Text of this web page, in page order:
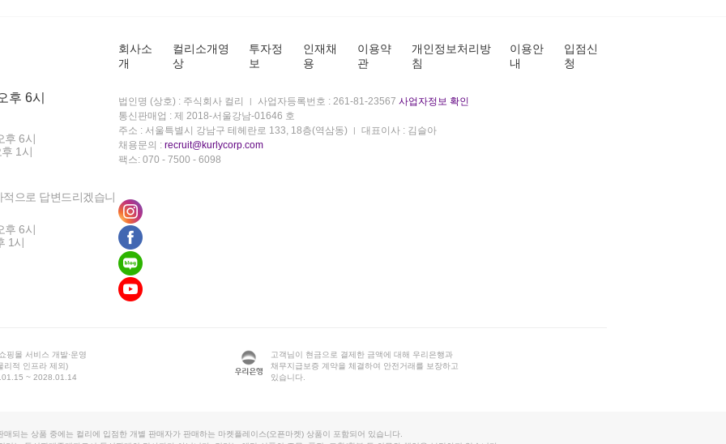
후 6시
후 6시
1시
으로 답변드리겠습니
후 6시
1시
회사소
개
컬리소개영
상
투자정
보
인재채
용
이용약
관
개인정보처리방
침
이용안
내
입점신
청
법인명 (상호) : 주식회사 컬리 사업자등록번호 : 261-81-23567 사업자정보 확인
통신판매업 : 제 2018-서울강남-01646 호
주소 : 서울특별시 강남구 테헤란로 133, 18층(역삼동)
대표이사 : 김슬아
채용문의 : recruit@kurlycorp.com
팩스: 070 - 7500 - 6098
핑몰 서비스 개발·운영
리적 인프라 제외)
~ 2028.01.14
고객님이 현금으로 결제한 금액에 대해 우리은행과
채무지급보증 계약을 체결하여 안전거래를 보장하고
있습니다.
매되는 상품 중에는 컬리에 입점한 개별 판매자가 판매하는 마켓플레이스(오픈마켓) 상품이 포함되어 있습니다.